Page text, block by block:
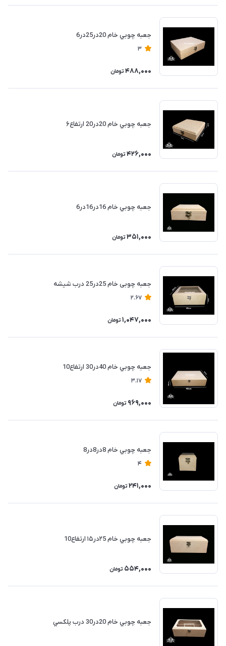
جعبه چوبي خام 20در25در6
3
488,000 تومان
جعبه چوبي خام 20در20 ارتفاع۶
426,000 تومان
جعبه چوبي خام 16در16در6
351,000 تومان
جعبه چوبی خام 25در25 درب شیشه‌
2.67
1,047,000 تومان
جعبه چوبي خام 40در30 ارتفاع10
3.17
969,000 تومان
جعبه چوبي خام 8در8در8
4
241,000 تومان
جعبه چوبي خام ۲5در۱۵ ارتفاع10
554,000 تومان
جعبه چوبي خام 20در30 درب پلكسي